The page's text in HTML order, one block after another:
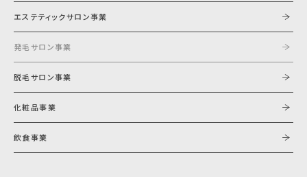
エステティックサロン事業
発毛サロン事業
脱毛サロン事業
化粧品事業
飲食事業